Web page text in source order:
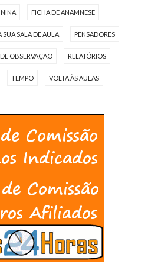
FICHA DE ANAMNESE
SUA SALA DE AULA PENSADORES
OBSERVAÇÃO RELATÓRIOS
TEMPO VOLTA ÀS AULAS